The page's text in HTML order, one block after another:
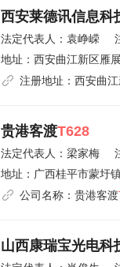
西安莱德讯信息科
法定代表人： 袁峥嵘
地址： 西安曲江新区雁
注册地址： 西安曲
贵港客渡T628
法定代表人： 梁家梅
地址： 广西桂平市蒙圩
公司名称： 贵港客渡
山西康瑞宝光电科